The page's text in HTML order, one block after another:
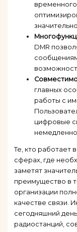
DMR
главных
работы с
цифровые
Те, кто работает
сферах, где
заметят
преимущество в
организации
качестве связи.
сегодняшний
радиостанций,